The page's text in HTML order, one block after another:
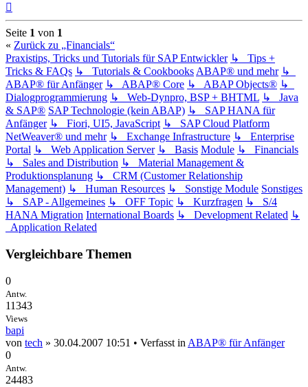
Seite 1 von 1
« Zurück zu „Financials“
Praxistips, Tricks und Tutorials für SAP Entwickler ↳ Tips +
Tricks & FAQs ↳ Tutorials & Cookbooks ABAP® und mehr ↳
ABAP® für Anfänger ↳ ABAP® Core ↳ ABAP Objects® ↳
Dialogprogrammierung ↳ Web-Dynpro, BSP + BHTML ↳ Java
& SAP® SAP Technologie (kein ABAP) ↳ SAP HANA für
Anfänger ↳ Fiori, UI5, JavaScript ↳ SAP Cloud Platform
NetWeaver® und mehr ↳ Exchange Infrastructure ↳ Enterprise
Portal ↳ Web Application Server ↳ Basis Module ↳ Financials
↳ Sales and Distribution ↳ Material Management &
Produktionsplanung ↳ CRM (Customer Relationship
Management) ↳ Human Resources ↳ Sonstige Module Sonstiges
↳ SAP - Allgemeines ↳ OFF Topic ↳ Kurzfragen ↳ S/4
HANA Migration International Boards ↳ Development Related ↳
Application Related
Vergleichbare Themen
0
Antw.
11343
Views
bapi
von tech » 30.04.2007 10:51 • Verfasst in ABAP® für Anfänger
0
Antw.
24483